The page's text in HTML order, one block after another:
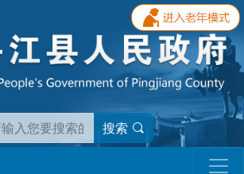
搜索